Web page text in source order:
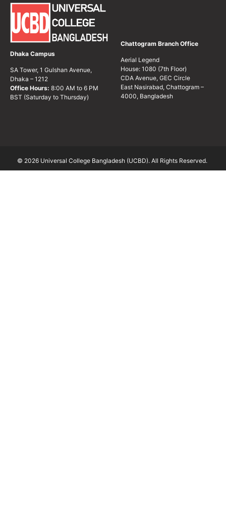
Dhaka Campus
SA Tower, 1 Gulshan Avenue,
Dhaka – 1212
Office Hours: 8:00 AM to 6 PM
BST (Saturday to Thursday)
Chattogram Branch Office
Aerial Legend
House: 1080 (7th Floor)
CDA Avenue, GEC Circle
East Nasirabad, Chattogram –
4000, Bangladesh
© 2026 Universal College Bangladesh (UCBD). All Rights Reserved.